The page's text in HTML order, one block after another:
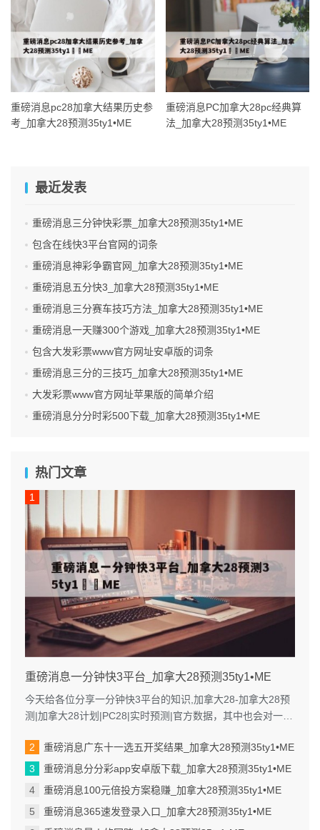
重磅消息pc28加拿大结果历史参
考_加拿大28预测35ty1 •ME
重磅消息PC加拿大28pc经典算
法_加拿大28预测35ty1 •ME
最近发表
重磅消息三分钟快彩票_加拿大28预测35ty1 •ME
包含在线快3平台官网的词条
重磅消息神彩争霸官网_加拿大28预测35ty1 •ME
重磅消息五分快3_加拿大28预测35ty1 •ME
重磅消息三分赛车技巧方法_加拿大28预测35ty1 •ME
重磅消息一天赚300个游戏_加拿大28预测35ty1 •ME
包含大发彩票www官方网址安卓版的词条
重磅消息三分的三技巧_加拿大28预测35ty1 •ME
大发彩票www官方网址苹果版的简单介绍
重磅消息分分时彩500下载_加拿大28预测35ty1 •ME
热门文章
重磅消息一分钟快3平台_加拿大28预测35ty1 •ME
今天给各位分享一分钟快3平台的知识,加拿大28-加拿大28预
测|加拿大28计划|PC28|实时预测|官方数据，其中也会对一分
重磅消息广东十一选五开奖结果_加拿大28预测35ty1 •ME
重磅消息分分彩app安卓版下载_加拿大28预测35ty1 •ME
重磅消息100元倍投方案稳赚_加拿大28预测35ty1 •ME
重磅消息365速发登录入口_加拿大28预测35ty1 •ME